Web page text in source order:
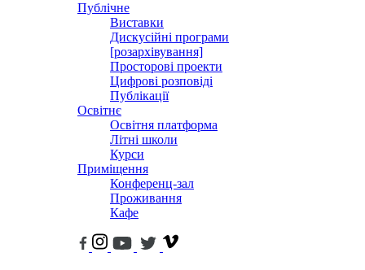
Публічне
Виставки
Дискусійні програми
[розархівування]
Просторові проекти
Цифрові розповіді
Публікації
Освітнє
Освітня платформа
Літні школи
Курси
Приміщення
Конференц-зал
Проживання
Кафе